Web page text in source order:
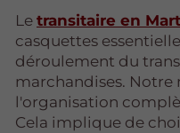
Le transitaire en
casquettes
déroulement du
marchandises. Notre
l'organisation
Cela implique de